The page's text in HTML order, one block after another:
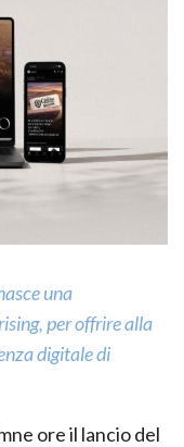
una
per offrire alla
digitale di
ore il lancio del